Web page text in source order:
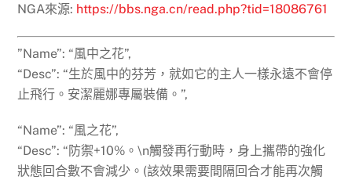
NGA來源: https://bbs.nga.cn/read.php?tid=18086761
”Name”: “風中之花”,
“Desc”: “生於風中的芬芳，就如它的主人一樣永遠不會停
止飛行。安潔麗娜專屬裝備。”,
“Name”: “風之花”,
“Desc”: “防禦+10%。\n觸發再行動時，身上攜帶的強化
狀態回合數不會減少。(該效果需要間隔回合才能再次觸